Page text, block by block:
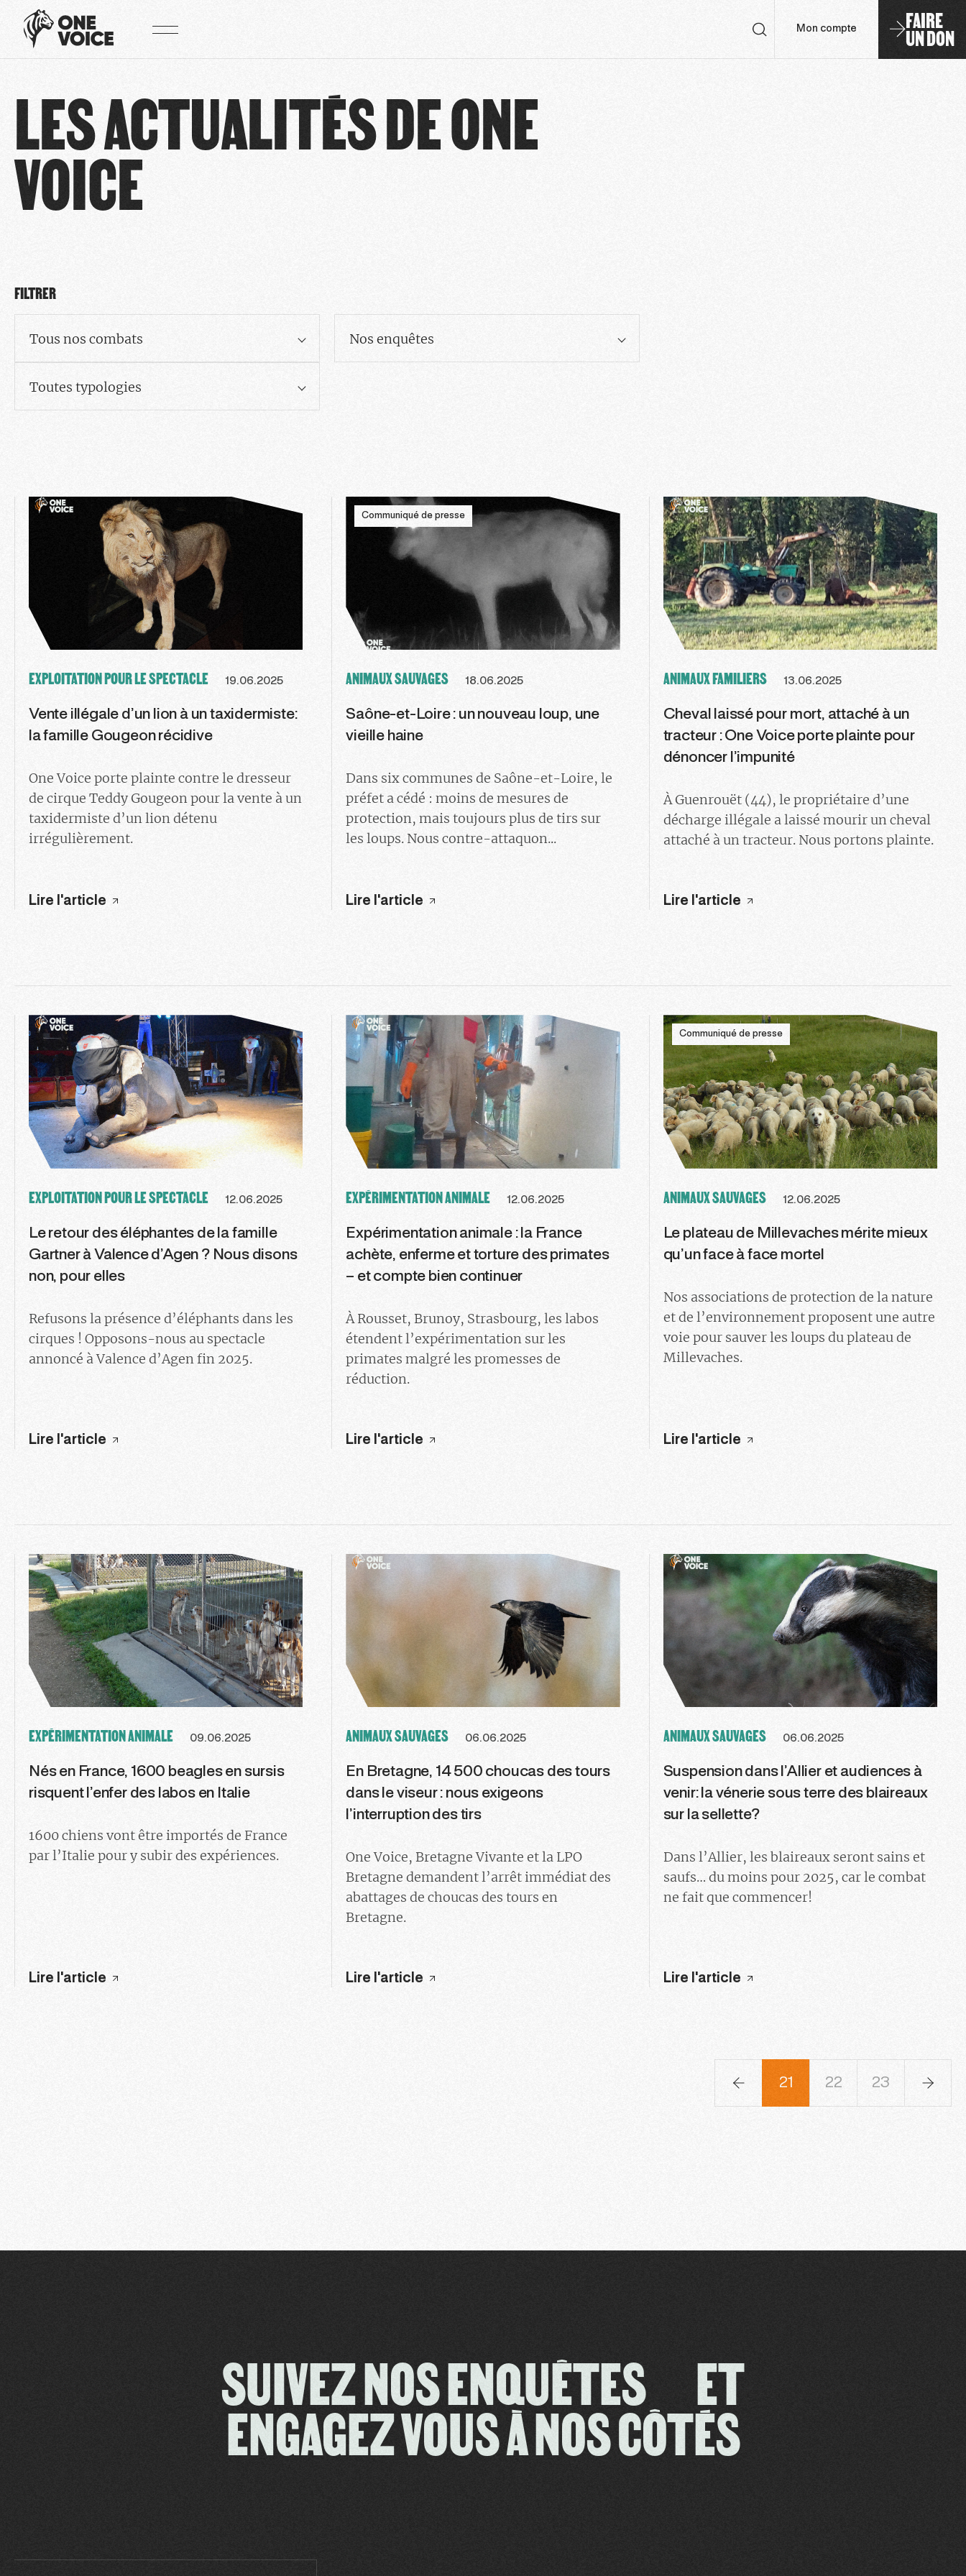
Mon compte FAIRE
UN DON
LES ACTUALITÉS DE ONE
VOICE
FILTRER
Tous nos combats Nos enquêtes
Toutes typologies
EXPLOITATION POUR LE SPECTACLE 19.06.2025
Vente illégale d’un lion à un taxidermiste:
la famille Gougeon récidive
One Voice porte plainte contre le dresseur
de cirque Teddy Gougeon pour la vente à un
taxidermiste d’un lion détenu
irrégulièrement.
Lire l'article
Communiqué de presse
ANIMAUX SAUVAGES 18.06.2025
Saône-et-Loire : un nouveau loup, une
vieille haine
Dans six communes de Saône-et-Loire, le
préfet a cédé : moins de mesures de
protection, mais toujours plus de tirs sur
les loups. Nous contre-attaquon...
Lire l'article
ANIMAUX FAMILIERS 13.06.2025
Cheval laissé pour mort, attaché à un
tracteur : One Voice porte plainte pour
dénoncer l’impunité
À Guenrouët (44), le propriétaire d’une
décharge illégale a laissé mourir un cheval
attaché à un tracteur. Nous portons plainte.
Lire l'article
EXPLOITATION POUR LE SPECTACLE 12.06.2025
Le retour des éléphantes de la famille
Gartner à Valence d’Agen ? Nous disons
non, pour elles
Refusons la présence d’éléphants dans les
cirques ! Opposons-nous au spectacle
annoncé à Valence d’Agen fin 2025.
Lire l'article
EXPÉRIMENTATION ANIMALE 12.06.2025
Expérimentation animale : la France
achète, enferme et torture des primates
– et compte bien continuer
À Rousset, Brunoy, Strasbourg, les labos
étendent l’expérimentation sur les
primates malgré les promesses de
réduction.
Lire l'article
Communiqué de presse
ANIMAUX SAUVAGES 12.06.2025
Le plateau de Millevaches mérite mieux
qu’un face à face mortel
Nos associations de protection de la nature
et de l’environnement proposent une autre
voie pour sauver les loups du plateau de
Millevaches.
Lire l'article
EXPÉRIMENTATION ANIMALE 09.06.2025
Nés en France, 1600 beagles en sursis
risquent l’enfer des labos en Italie
1600 chiens vont être importés de France
par l’Italie pour y subir des expériences.
Lire l'article
ANIMAUX SAUVAGES 06.06.2025
En Bretagne, 14 500 choucas des tours
dans le viseur : nous exigeons
l’interruption des tirs
One Voice, Bretagne Vivante et la LPO
Bretagne demandent l’arrêt immédiat des
abattages de choucas des tours en
Bretagne.
Lire l'article
ANIMAUX SAUVAGES 06.06.2025
Suspension dans l’Allier et audiences à
venir: la vénerie sous terre des blaireaux
sur la sellette?
Dans l’Allier, les blaireaux seront sains et
saufs… du moins pour 2025, car le combat
ne fait que commencer!
Lire l'article
20 21 22 23 24
SUIVEZ NOS ENQUÊTES ET
ENGAGEZ VOUS À NOS CÔTÉS